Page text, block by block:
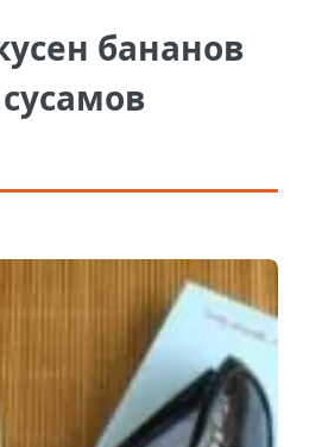
бананов